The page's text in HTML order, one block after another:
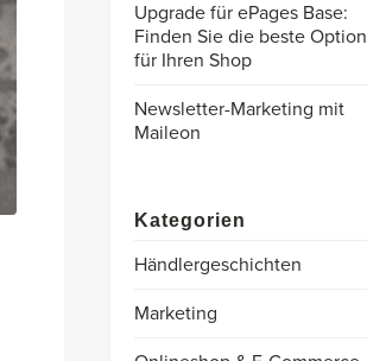
Upgrade für ePages Base:
Finden Sie die beste Option
für Ihren Shop
Newsletter-Marketing mit
Maileon
Kategorien
Händlergeschichten
Marketing